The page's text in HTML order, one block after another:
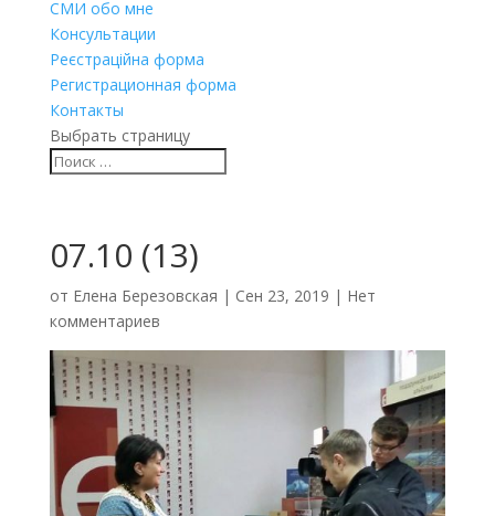
СМИ обо мне
Консультации
Реєстраційна форма
Регистрационная форма
Контакты
Выбрать страницу
07.10 (13)
от Елена Березовская | Сен 23, 2019 | Нет
комментариев